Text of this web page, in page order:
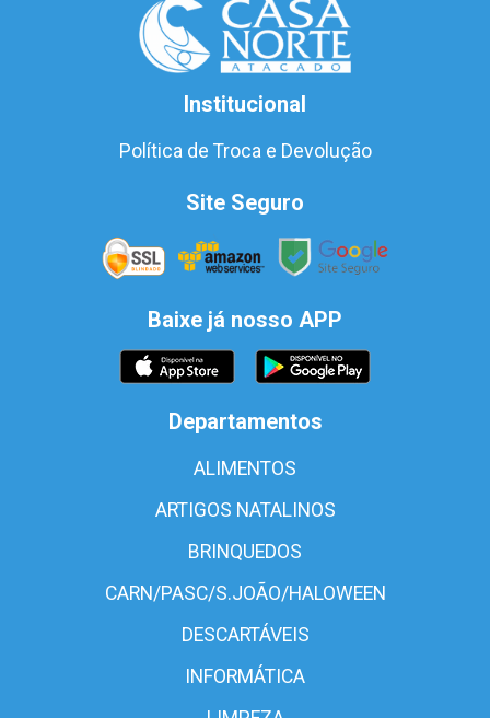
Institucional
Política de Troca e Devolução
Site Seguro
Baixe já nosso APP
Departamentos
ALIMENTOS
ARTIGOS NATALINOS
BRINQUEDOS
CARN/PASC/S.JOÃO/HALOWEEN
DESCARTÁVEIS
INFORMÁTICA